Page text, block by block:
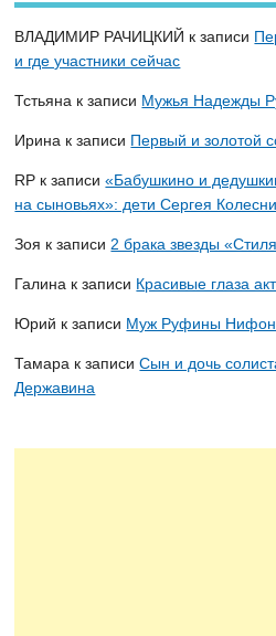
ВЛАДИМИР РАЧИЦКИЙ к записи
и где участники сейчас
Тстьяна к записи Мужья Надежды
Ирина к записи Первый и золотой
RP к записи«Бабушкино и
на сыновьях»: дети Сергея
Зоя к записи 2 брака звезды
Галина к записи Красивые глаза
Юрий к записи Муж Руфины
Тамара к записиСын и дочь
Державина